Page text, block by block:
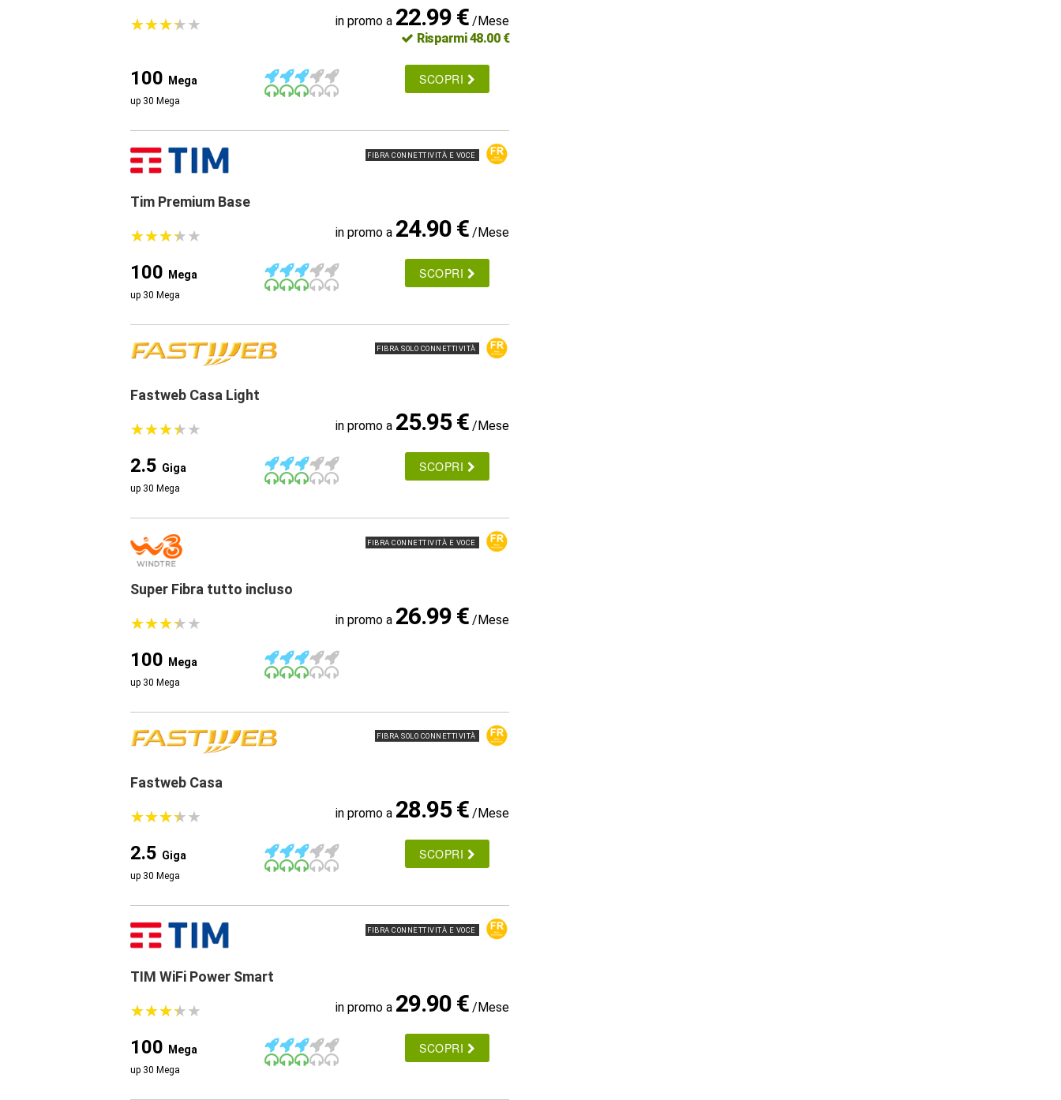
★★★★★
★★★★★ in promo a 22.99 € /Mese
Risparmi 48.00 €
100 Mega
up 30 Mega
SCOPRI
FIBRA CONNETTIVITÀ E VOCE
Tim Premium Base
★★★★★
★★★★★ in promo a 24.90 € /Mese
100 Mega
up 30 Mega
SCOPRI
FIBRA SOLO CONNETTIVITÀ
Fastweb Casa Light
★★★★★
★★★★★ in promo a 25.95 € /Mese
2.5 Giga
up 30 Mega
SCOPRI
FIBRA CONNETTIVITÀ E VOCE
Super Fibra tutto incluso
★★★★★
★★★★★ in promo a 26.99 € /Mese
100 Mega
up 30 Mega
FIBRA SOLO CONNETTIVITÀ
Fastweb Casa
★★★★★
★★★★★ in promo a 28.95 € /Mese
2.5 Giga
up 30 Mega
SCOPRI
FIBRA CONNETTIVITÀ E VOCE
TIM WiFi Power Smart
★★★★★
★★★★★ in promo a 29.90 € /Mese
100 Mega
up 30 Mega
SCOPRI